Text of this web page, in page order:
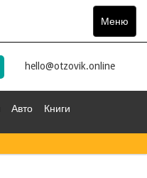
Меню
Toggle
hello@otzovik.online
Авто Книги